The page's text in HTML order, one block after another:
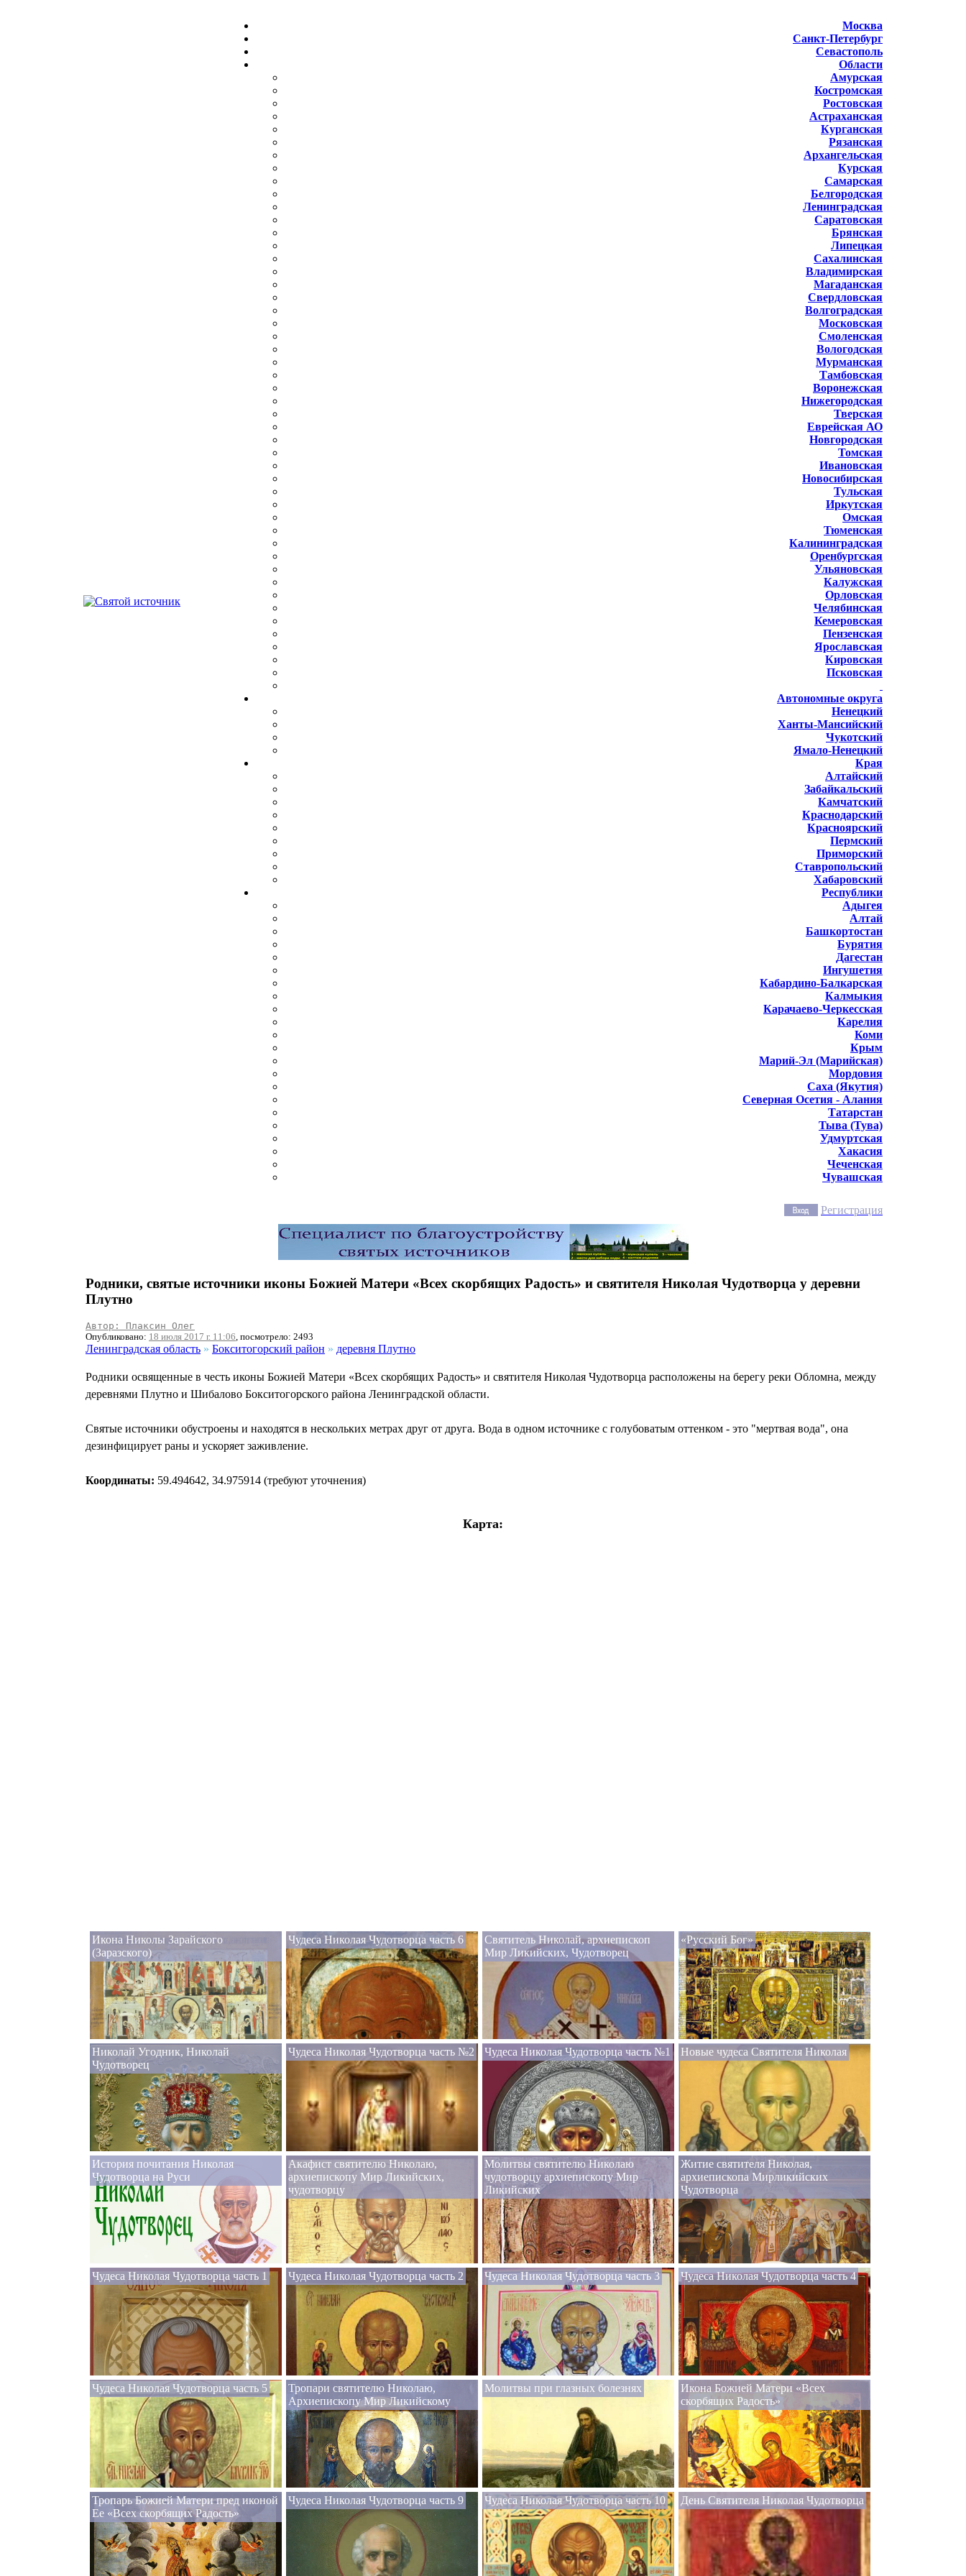
Москва
Санкт-Петербург
Севастополь
Области
Амурская
Костромская
Ростовская
Астраханская
Курганская
Рязанская
Архангельская
Курская
Самарская
Белгородская
Ленинградская
Саратовская
Брянская
Липецкая
Сахалинская
Владимирская
Магаданская
Свердловская
Волгоградская
Московская
Смоленская
Вологодская
Мурманская
Тамбовская
Воронежская
Нижегородская
Тверская
Еврейская АО
Новгородская
Томская
Ивановская
Новосибирская
Тульская
Иркутская
Омская
Тюменская
Калининградская
Оренбургская
Ульяновская
Калужская
Орловская
Челябинская
Кемеровская
Пензенская
Ярославская
Кировская
Псковская
Автономные округа
Ненецкий
Ханты-Мансийский
Чукотский
Ямало-Ненецкий
Края
Алтайский
Забайкальский
Камчатский
Краснодарский
Красноярский
Пермский
Приморский
Ставропольский
Хабаровский
Республики
Адыгея
Алтай
Башкортостан
Бурятия
Дагестан
Ингушетия
Кабардино-Балкарская
Калмыкия
Карачаево-Черкесская
Карелия
Коми
Крым
Марий-Эл (Марийская)
Мордовия
Саха (Якутия)
Северная Осетия - Алания
Татарстан
Тыва (Тува)
Удмуртская
Хакасия
Чеченская
Чувашская
Регистрация
Родники, святые источники иконы Божией Матери «Всех скорбящих Радость» и святителя Николая Чудотворца у деревни
Плутно
Автор: Плаксин Олег
Опубликовано: 18 июля 2017 г. 11:06, посмотрело: 2493
Ленинградская область » Бокситогорский район » деревня Плутно
Родники освященные в честь иконы Божией Матери «Всех скорбящих Радость» и святителя Николая Чудотворца расположены на берегу реки Обломна, между
деревнями Плутно и Шибалово Бокситогорского района Ленинградской области.
Святые источники обустроены и находятся в нескольких метрах друг от друга. Вода в одном источнике с голубоватым оттенком - это "мертвая вода", она
дезинфицирует раны и ускоряет заживление.
Координаты: 59.494642, 34.975914 (требуют уточнения)
Карта:
Икона Николы Зарайского
(Заразского)
Чудеса Николая Чудотворца часть 6
Святитель Николай, архиепископ
Мир Ликийских, Чудотворец
«Русский Бог»
Николай Угодник, Николай
Чудотворец
Чудеса Николая Чудотворца часть №2 Чудеса Николая Чудотворца часть №1 Новые чудеса Святителя Николая
История почитания Николая
Чудотворца на Руси
Акафист святителю Николаю,
архиепископу Мир Ликийских,
чудотворцу
Молитвы святителю Николаю
чудотворцу архиепископу Мир
Ликийских
Житие святителя Николая,
архиепископа Мирликийских
Чудотворца
Чудеса Николая Чудотворца часть 1 Чудеса Николая Чудотворца часть 2 Чудеса Николая Чудотворца часть 3 Чудеса Николая Чудотворца часть 4
Чудеса Николая Чудотворца часть 5
Тропари святителю Николаю,
Архиепископу Мир Ликийскому
Молитвы при глазных болезнях
Икона Божией Матери «Всех
скорбящих Радость»
Тропарь Божией Матери пред иконой
Ее «Всех скорбящих Радость»
Чудеса Николая Чудотворца часть 9 Чудеса Николая Чудотворца часть 10 День Святителя Николая Чудотворца